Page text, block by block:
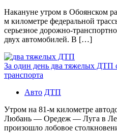
Накануне утром в Обоянском
м километре федеральной
серьезное дорожно-
двух автомобилей. В […]
За один день два тяжелых ДТП
транспорта
Авто ДТП
Утром на 81-м километре
Любань — Оредеж — Луга в
произошло лобовое